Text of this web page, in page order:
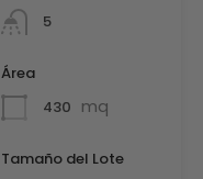
5
Área
430 mq
Tamaño del Lote